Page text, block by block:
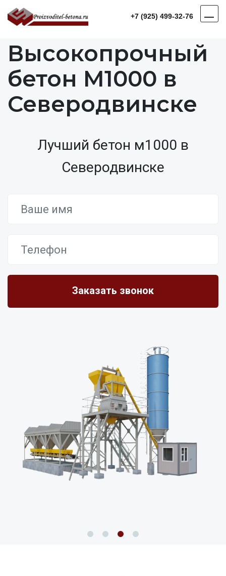
+7 (925) 499-32-76
Высокопрочный
бетон М1000 в
Северодвинске
Лучший бетон м1000 в
Северодвинске